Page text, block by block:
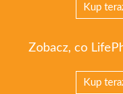
Kup
Zobacz, co
Kup